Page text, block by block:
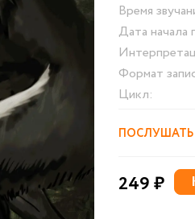
Время
Дата начала
Формат
Цикл:
ПОСЛУШАТЬ
249 ₽